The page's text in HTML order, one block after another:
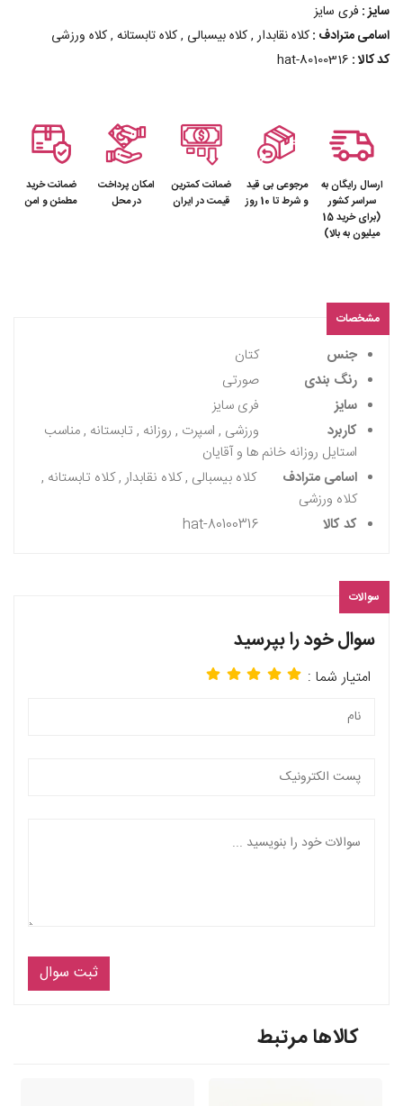
سایز : فری سایز
اسامی مترادف :کلاه نقابدار , کلاه بیسبالی , کلاه تابستانه , کلاه ورزشی
کد کالا : hat-80100316
ارسال رایگان به
سراسر کشور
(برای خرید 15
میلیون به بالا)
مرجوعی بی قید
و شرط تا 10 روز
ضمانت کمترین
قیمت در ایران
امکان پرداخت
در محل
ضمانت خرید
مطمئن و امن
مشخصات
جنس
کتان
رنگ بندی
صورتی
سایز
فری سایز
کاربرد
ورزشی , اسپرت , روزانه , تابستانه , مناسب
استایل روزانه خانم ها و آقایان
اسامی مترادف
کلاه بیسبالی , کلاه نقابدار , کلاه تابستانه ,
کلاه ورزشی
کد کالا
سوالات
سوال خود را بپرسید
امتیار شما :
ثبت سوال
کالاها مرتبط